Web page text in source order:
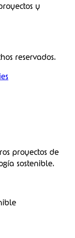
y
reservados.
proyectos de
sostenible.